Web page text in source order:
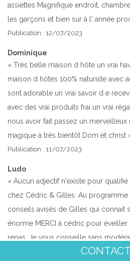
assiettes Magnifique endroit,
les garçons et bien sur à l' année
Publication : 12/07/2023
Dominique
« Très belle maison d hôte un vrai
maison d hôtes 100% naturiste avec
sont adorable un vrai savoir d e
avec des vrai produits frai un vrai
nous avoir fait passez un
magique à très bientôt Dom et christ
Publication : 11/07/2023
Ludo
« Aucun adjectif n'existe pour
chez Cédric & Gilles. Au programme
conseils avisés de Gilles qui connait
énorme MERCI à cédric pour
repas. Je vous conseille sans
peux vous l'assurer vous passerez